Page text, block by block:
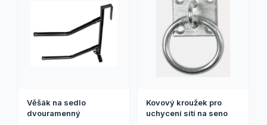
Věšák na sedlo
dvouramenný
Kovový kroužek pro
uchycení sítí na seno